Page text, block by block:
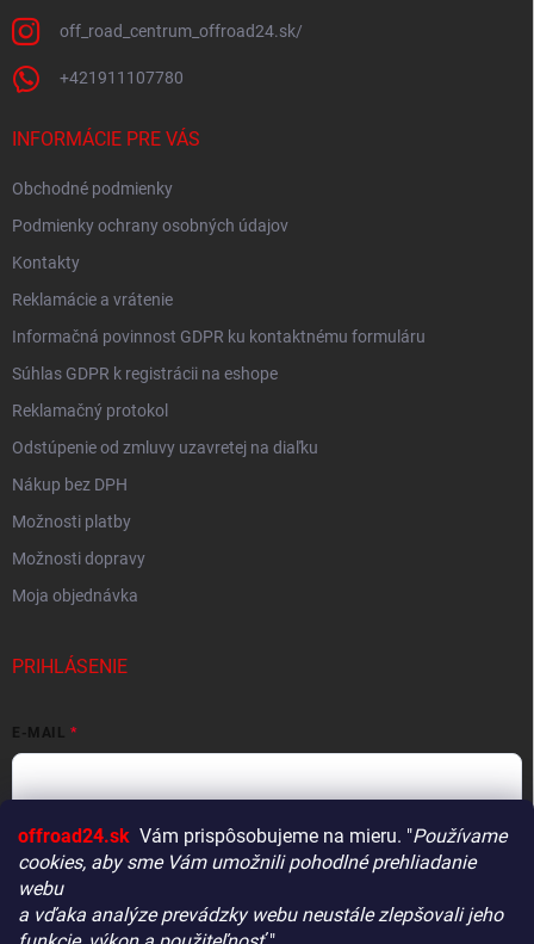
offroad24.sk Vám prispôsobujeme na mieru. "Používame
cookies, aby sme Vám umožnili pohodlné prehliadanie
webu
a vďaka analýze prevádzky webu neustále zlepšovali jeho
i
off_road_centrum_offroad24.sk/
+421911107780
INFORMÁCIE PRE VÁS
Obchodné podmienky
Podmienky ochrany osobných údajov
Kontakty
Reklamácie a vrátenie
Informačná povinnost GDPR ku kontaktnému formuláru
Súhlas GDPR k registrácii na eshope
Reklamačný protokol
Odstúpenie od zmluvy uzavretej na diaľku
Nákup bez DPH
Možnosti platby
Možnosti dopravy
Moja objednávka
PRIHLÁSENIE
E-MAIL
HESLO